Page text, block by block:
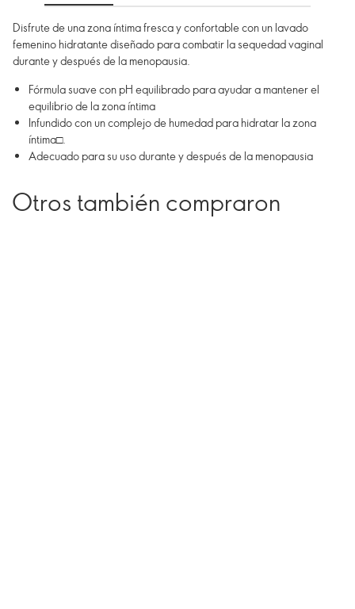
Disfrute de una zona íntima fresca y confortable con un lavado
femenino hidratante diseñado para combatir la sequedad vaginal
durante y después de la menopausia.
Fórmula suave con pH equilibrado para ayudar a mantener el
equilibrio de la zona íntima
Infundido con un complejo de humedad para hidratar la zona
íntima□.
Adecuado para su uso durante y después de la menopausia
Otros también compraron